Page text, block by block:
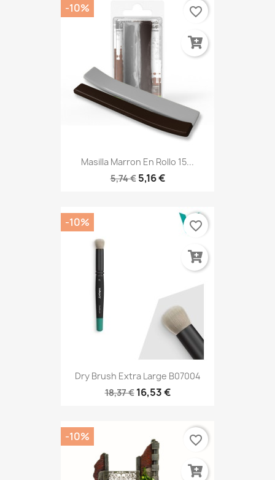
Masilla Marron En Rollo 15...
5,74 € 5,16 €
-10% favorite_border
Dry Brush Extra Large B07004
18,37 € 16,53 €
-10% favorite_border
-10% favorite_border